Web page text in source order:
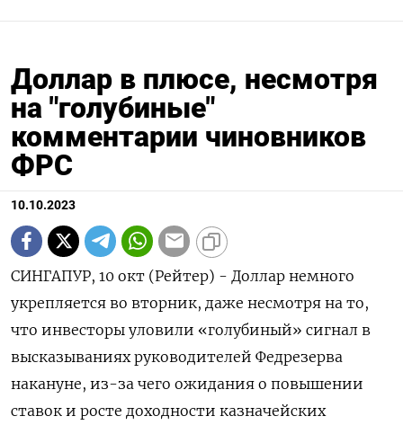
Доллар в плюсе, несмотря
на "голубиные"
комментарии чиновников
ФРС
10.10.2023
СИНГАПУР, 10 окт (Рейтер) - Доллар немного
укрепляется во вторник, даже несмотря на то,
что инвесторы уловили «голубиный» сигнал в
высказываниях руководителей Федрезерва
накануне, из-за чего ожидания о повышении
ставок и росте доходности казначейских